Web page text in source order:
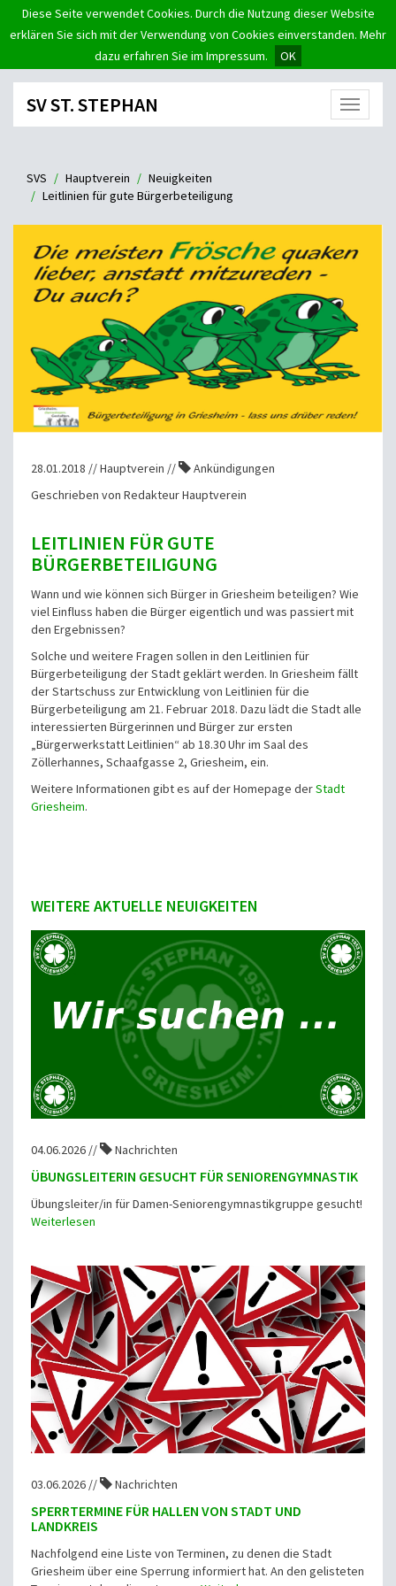
Diese Seite verwendet Cookies. Durch die Nutzung dieser Website
erklären Sie sich mit der Verwendung von Cookies einverstanden. Mehr
dazu erfahren Sie im Impressum.
OK
Menü
SV ST. STEPHAN
SVS Hauptverein
Neuigkeiten
Leitlinien für gute Bürgerbeteiligung
28.01.2018 // Hauptverein //
Ankündigungen
Geschrieben von Redakteur Hauptverein
LEITLINIEN FÜR GUTE
BÜRGERBETEILIGUNG
Wann und wie können sich Bürger in Griesheim beteiligen? Wie
viel Einfluss haben die Bürger eigentlich und was passiert mit
den Ergebnissen?
Solche und weitere Fragen sollen in den Leitlinien für
Bürgerbeteiligung der Stadt geklärt werden. In Griesheim fällt
der Startschuss zur Entwicklung von Leitlinien für die
Bürgerbeteiligung am 21. Februar 2018. Dazu lädt die Stadt alle
interessierten Bürgerinnen und Bürger zur ersten
„Bürgerwerkstatt Leitlinien“ ab 18.30 Uhr im Saal des
Zöllerhannes, Schaafgasse 2, Griesheim, ein.
Weitere Informationen gibt es auf der Homepage derStadt
Griesheim.
WEITERE AKTUELLE NEUIGKEITEN
04.06.2026 // Nachrichten
ÜBUNGSLEITERIN GESUCHT FÜR SENIORENGYMNASTIK
Übungsleiter/in für Damen-Seniorengymnastikgruppe gesucht!
Weiterlesen
03.06.2026 // Nachrichten
SPERRTERMINE FÜR HALLEN VON STADT UND
LANDKREIS
Nachfolgend eine Liste von Terminen, zu denen die Stadt
Griesheim über eine Sperrung informiert hat. An den gelisteten